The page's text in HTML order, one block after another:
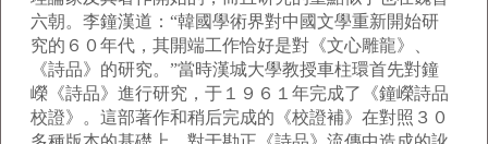
六朝。李鐘漢道：“韓國學術界對中國文學重新開始研
究的６０年代，其開端工作恰好是對《文心雕龍》、
《詩品》的研究。”當時漢城大學教授車柱環首先對鐘
嶸《詩品》進行研究，于１９６１年完成了《鐘嶸詩品
校證》。這部著作和稍后完成的《校證補》在對照３０